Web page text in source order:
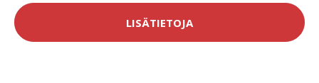
LISÄTIETOJA